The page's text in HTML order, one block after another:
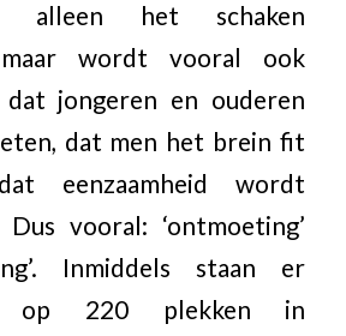
alleen het schaken
maar wordt vooral ook
dat jongeren en ouderen
dat men het brein fit
eenzaamheid wordt
Dus vooral: ‘ontmoeting’
Inmiddels staan er
op 220 plekken in